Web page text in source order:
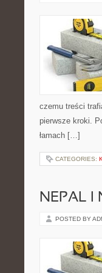
czemu treści
pierwsze kroki.
łamach […]
CATEGORIES:
NEPAL I
POSTED BY